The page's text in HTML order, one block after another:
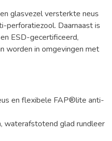
glasvezel versterkte neus
Daarnaast is
ESD-gecertificeerd,
worden in omgevingen met
en flexibele FAP®lite anti-
waterafstotend glad rundleer